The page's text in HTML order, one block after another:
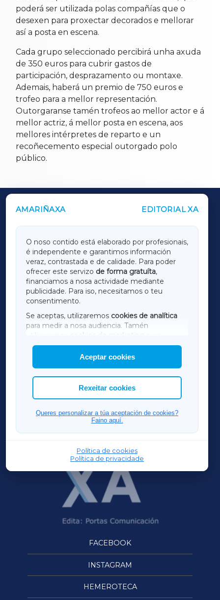
poderá ser utilizada polas compañías que o
desexen para proxectar decorados e mellorar
así a posta en escena.
Cada grupo seleccionado percibirá unha axuda
de 350 euros para cubrir gastos de
participación, desprazamento ou montaxe.
Ademais, haberá un premio de 750 euros e
trofeo para a mellor representación.
Outorgaranse tamén trofeos ao mellor actor e á
mellor actriz, á mellor posta en escena, aos
mellores intérpretes de reparto e un
recoñecemento especial outorgado polo
público.
AMARIÑAXA EDITORIAL XA
O noso contido está elaborado por profesionais,
é independente e garantimos información
veraz, contrastada e de calidade. Para poder
ofrecer este servizo de forma gratuíta,
financiamos a nosa actividade mediante
publicidade. Para iso, necesitamos o teu
consentimento.
Se aceptas, utilizaremos cookies de analítica
para medir a nosa audiencia. Tamén
utilizaremos
cookies de marketing
mostrar publicidade de terceiros.
Así mesmo, podes personalizar a elección das
cookies que desexas permitir.
Aceptar cookies
Rexeitar cookies
Queres personalizar a túa aceptación de cookies?
Faino aquí.
Política de cookies
Política de privacidade
OUTROS PERIÓDICOS
LUGOXA
TERRACHAXA
AMARIÑAXA
RIBEIRASACRAXA
ACORUÑAXA
FERROLXA
OURENSEXA
FACEBOOK
INSTAGRAM
HEMEROTECA